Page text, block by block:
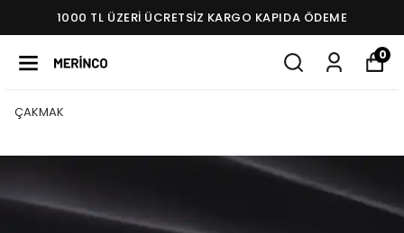
1000 TL ÜZERI ÜCRETSIZ KARGO KAPIDA ÖDEME
0
ÇAKMAK